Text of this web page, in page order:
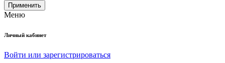
Применить
Меню
Личный кабинет
Войти или зарегистрироваться